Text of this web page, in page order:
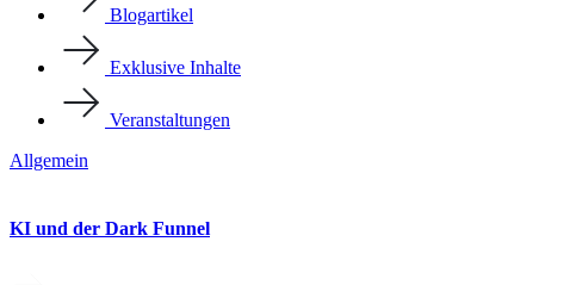
Blogartikel
Exklusive Inhalte
Veranstaltungen
Allgemein
KI und der Dark Funnel